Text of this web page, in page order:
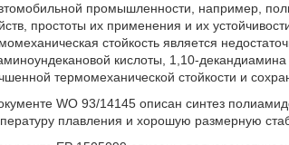
промышленности, например,
простоты их применения и их
стойкость является
кислоты, 1,10-
термомеханической стойкости и
WO 93/14145 описан синтез
плавления и хорошую размерную